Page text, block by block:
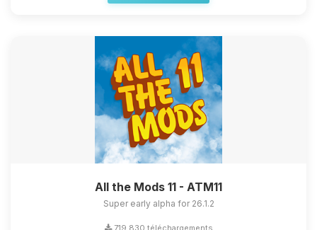
All the Mods 11 - ATM11
Super early alpha for 26.1.2